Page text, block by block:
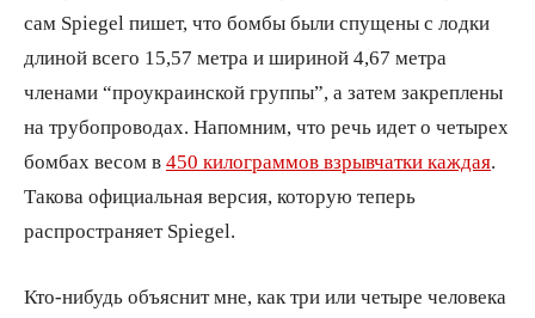
сам Spiegel пишет, что бомбы были спущены с лодки
длиной всего 15,57 метра и шириной 4,67 метра
членами “проукраинской группы”, а затем закреплены
на трубопроводах. Напомним, что речь идет о четырех
бомбах весом в 450 килограммов взрывчатки каждая
Такова официальная версия, которую теперь
распространяет Spiegel.
Кто-нибудь объяснит мне, как три или четыре человека